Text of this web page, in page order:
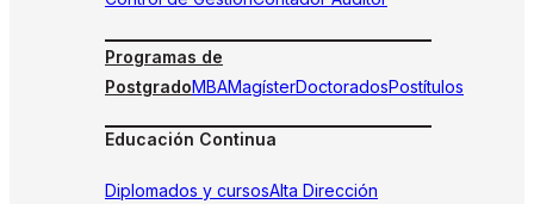
Programas de
PostgradoMBAMagísterDoctoradosPostítulos
Educación Continua
Diplomados y cursosAlta Dirección